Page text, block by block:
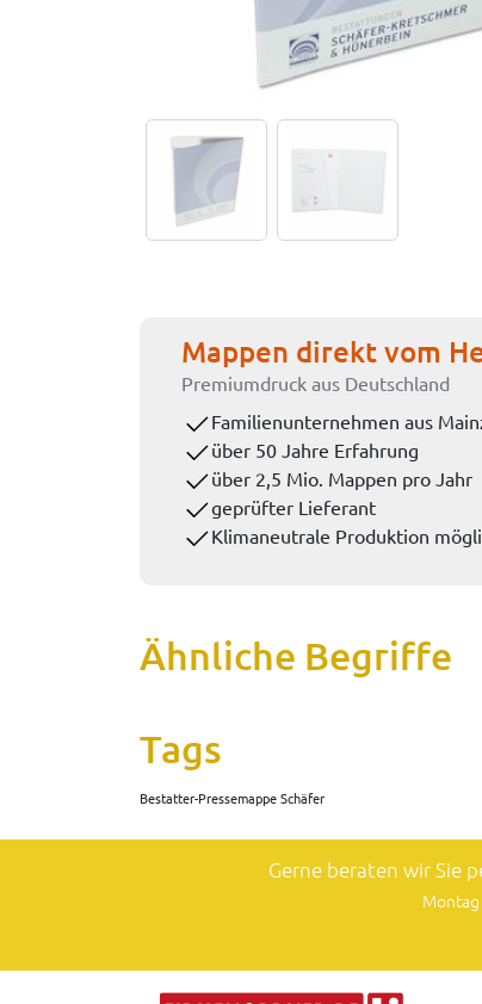
Mappen direkt vom
Premiumdruck aus Deutschland
Familienunternehmen aus
über 50 Jahre Erfahrung
über 2,5 Mio. Mappen pro Jahr
geprüfter Lieferant
Klimaneutrale Produktion
Ähnliche Begriffe
Tags
Bestatter-Pressemappe Schäfer
Gerne beraten wir Sie